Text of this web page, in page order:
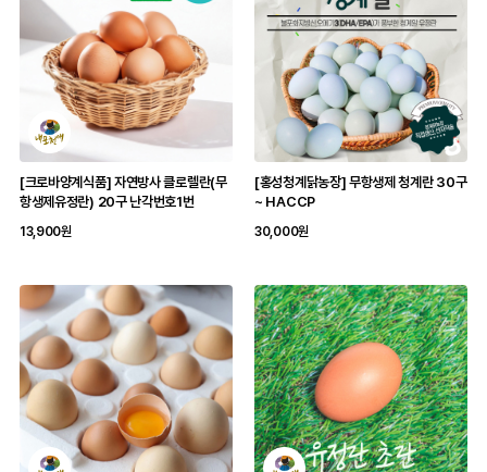
[크로바양계식품] 자연방사 클로렐란(무
항생제유정란) 20구 난각번호1번
13,900원
[홍성청계닭농장] 무항생제 청계란 30구
~ HACCP
30,000원